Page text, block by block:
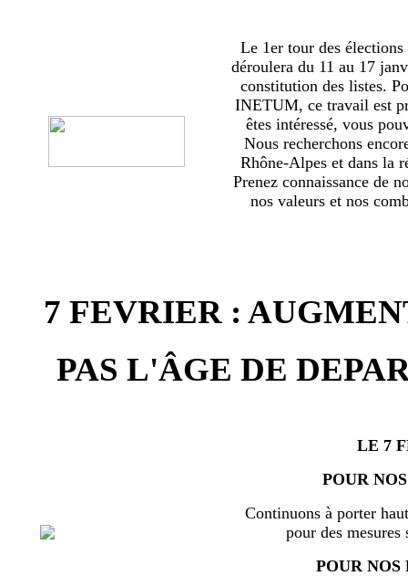
Le 1er tour des
déroulera du 11 au 17
constitution des listes.
INETUM, ce travail est
êtes intéressé, vous
Nous recherchons
Rhône-Alpes et dans la
Prenez connaissance de
nos valeurs et nos
7 FEVRIER :
PAS L'ÂGE DE
LE 7
POUR
Continuons à porter
pour des
POUR